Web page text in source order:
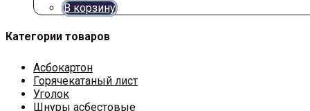
В корзину
Категории товаров
Асбокартон
Горячекатаный лист
Уголок
Шнуры асбестовые